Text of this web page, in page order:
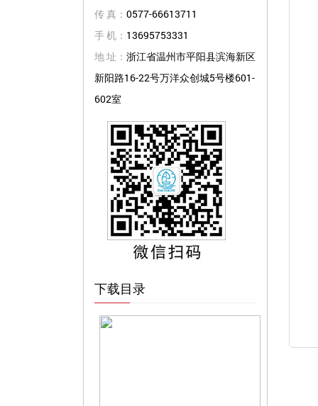
传 真： 0577-66613711
手 机： 13695753331
地 址： 浙江省温州市平阳县滨海新区
新阳路16-22号万洋众创城5号楼601-
602室
下载目录